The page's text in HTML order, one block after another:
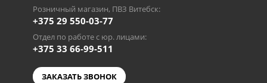
Розничный магазин, ПВЗ Витебск:
+375 29 550-03-77
Отдел по работе с юр. лицами:
+375 33 66-99-511
ЗАКАЗАТЬ ЗВОНОК